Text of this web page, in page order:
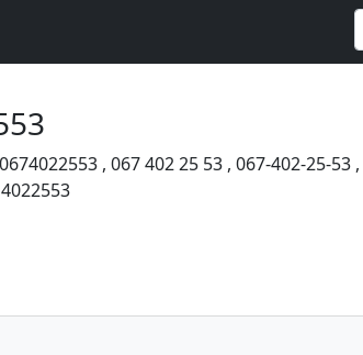
0674022553 , 067 402 25 53 , 067-402-25-53 ,